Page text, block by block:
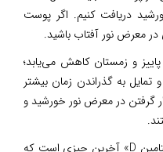
دریافت کنیم. اگر پوست
در معرض نور آفتاب باشید.
و زمستان کاهش می‌یابد؛
تمایل به گذراندن زمان بیشتر
در معرض نور خورشید و
با این وجود، مسئله «کاهش سطح ویتامین D» آخرین چیزی است که